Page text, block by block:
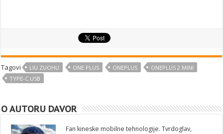
Tagovi LIU ZUOHU ONE PLUS ONEPLUS
ONEPLUS 2 MINI
TYPE-C USB
O AUTORU DAVOR
Fan kineske mobilne tehnologije. Tvrdoglav,